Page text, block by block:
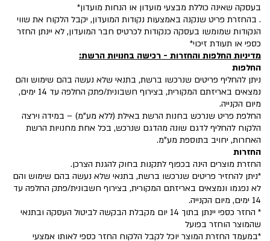
בעסקה שאינה כוללת מבצעי מועדון או הנחות מועדון*
. בהחזרת פריט שנקנה באמצעות נקודות המועדון, יקבל הלקוח את שווי
הנקודות שמומשו בעסקה כנקודות לכרטיס חבר המועדון, לא יינתן החזר
כספי או תעודת זיכוי*
מדיניות החלפות והחזרות - רכישה בחנויות הרשת:
החלפות
ניתן להחליף פריטים שנרכשו ברשת, בתנאי שלא נעשה בהם שימוש והם
נמצאים באריזתם המקורית, בצירוף חשבונית/פתק החלפה עד 14 ימים,
מיום הקנייה.
החלפת פריט שנרכש בחנות הרשת באילת (ללא מע"מ) – במידה וירצה
הלקוח להחליף לדגם שונה מהדגם שנרכש, בכל אחת מחנויות הרשת
האחרות, יחויב בתוספת מע"מ.
החזרות
החזרת מוצרים הינה בכפוף לתקנות בחוק להגנת הצרכן.
*ניתן להחזיר פריטים שנרכשו ברשת, בתנאי שלא נעשה בהם שימוש והם
לא נפגמו ונמצאים באריזתם המקורית, בצירוף חשבונית/פתק החלפה עד
14 ימים, מיום הקנייה.
* החזר כספי יינתן בתוך 14 יום מקבלת הבקשה לביטול העסקה ובתנאי
שהמוצר הוחזר בפועל
*במעמד החזרת המוצר יוכל לקבל הלקוח החזר כספי לאותו אמצעי